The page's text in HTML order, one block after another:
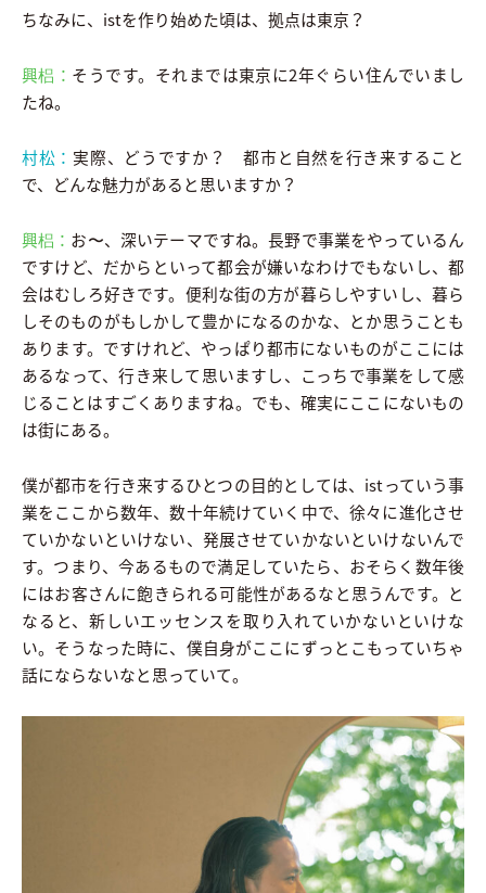
ちなみに、istを作り始めた頃は、拠点は東京？
興梠： そうです。それまでは東京に2年ぐらい住んでいまし
たね。
村松： 実際、どうですか？ 都市と自然を行き来すること
で、どんな魅力があると思いますか？
興梠： お〜、深いテーマですね。長野で事業をやっているん
ですけど、だからといって都会が嫌いなわけでもないし、都
会はむしろ好きです。便利な街の方が暮らしやすいし、暮ら
しそのものがもしかして豊かになるのかな、とか思うことも
あります。ですけれど、やっぱり都市にないものがここには
あるなって、行き来して思いますし、こっちで事業をして感
じることはすごくありますね。でも、確実にここにないもの
は街にある。
僕が都市を行き来するひとつの目的としては、istっていう事
業をここから数年、数十年続けていく中で、徐々に進化させ
ていかないといけない、発展させていかないといけないんで
す。つまり、今あるもので満足していたら、おそらく数年後
にはお客さんに飽きられる可能性があるなと思うんです。と
なると、新しいエッセンスを取り入れていかないといけな
い。そうなった時に、僕自身がここにずっとこもっていちゃ
話にならないなと思っていて。